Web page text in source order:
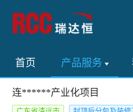
首页 产品服务
连******产业化项目